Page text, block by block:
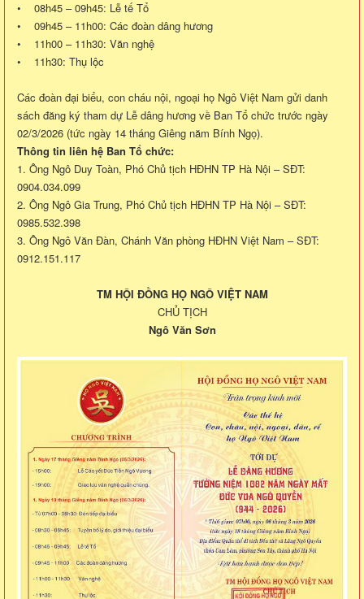
• 08h45 – 09h45: Lễ tế Tổ
• 09h45 – 11h00: Các đoàn dâng hương
• 11h00 – 11h30: Văn nghệ
• 11h30: Thụ lộc
Các đoàn đại biểu, con cháu nội, ngoại họ Ngô Việt Nam gửi danh
sách đăng ký tham dự Lễ dâng hương về Ban Tổ chức trước ngày
02/3/2026 (tức ngày 14 tháng Giêng năm Bính Ngọ).
Thông tin liên hệ Ban Tổ chức:
1. Ông Ngô Duy Toàn, Phó Chủ tịch HĐHN TP Hà Nội – SĐT:
0904.034.099
2. Ông Ngô Gia Trung, Phó Chủ tịch HĐHN TP Hà Nội – SĐT:
0985.532.398
3. Ông Ngô Văn Đàn, Chánh Văn phòng HĐHN Việt Nam – SĐT:
0912.151.117
TM HỘI ĐỒNG HỌ NGÔ VIỆT NAM
CHỦ TỊCH
Ngô Văn Sơn